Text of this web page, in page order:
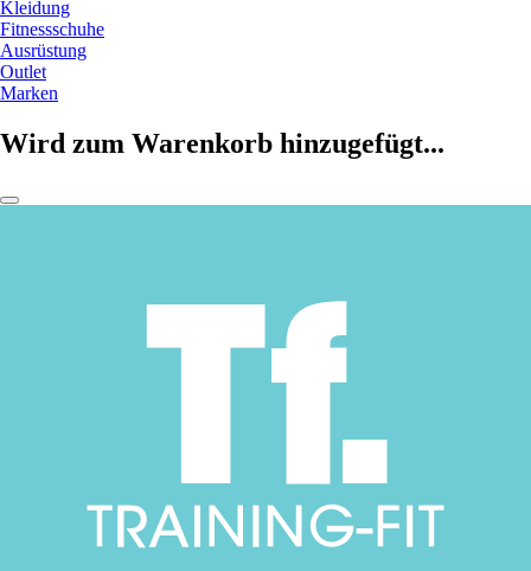
Kleidung
Fitnessschuhe
Ausrüstung
Outlet
Marken
Wird zum Warenkorb hinzugefügt...